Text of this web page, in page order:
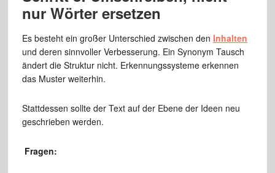
nur Wörter ersetzen
Es besteht ein großer Unterschied zwischen den Inhalten
und deren sinnvoller Verbesserung. Ein Synonym Tausch
ändert die Struktur nicht. Erkennungssysteme erkennen
das Muster weiterhin.
Stattdessen sollte der Text auf der Ebene der Ideen neu
geschrieben werden.
Fragen: